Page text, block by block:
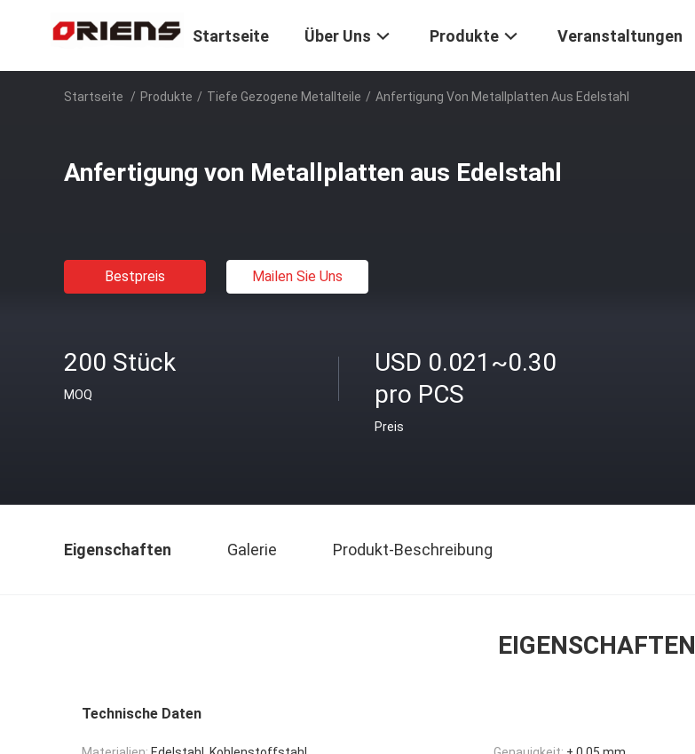
Startseite Über Uns Produkte Veranstaltungen
Startseite / Produkte / Tiefe Gezogene Metallteile / Anfertigung Von Metallplatten Aus Edelstahl
Anfertigung von Metallplatten aus Edelstahl
Bestpreis Mailen Sie Uns
200 Stück
MOQ
USD 0.021~0.30
pro PCS
Preis
Eigenschaften Galerie Produkt-Beschreibung
EIGENSCHAFTEN
Technische Daten